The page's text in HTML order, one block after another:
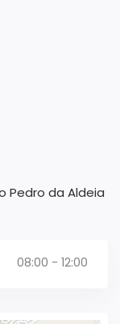
Pedro da Aldeia
08:00 - 12:00